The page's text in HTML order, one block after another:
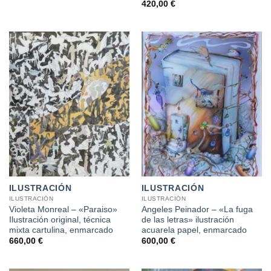
420,00 €
ILUSTRACIÓN
ILUSTRACIÓN
Violeta Monreal – «Paraiso»
Ilustración original, técnica
mixta cartulina, enmarcado
660,00 €
ILUSTRACIÓN
ILUSTRACIÓN
Angeles Peinador – «La fuga
de las letras» ilustración
acuarela papel, enmarcado
600,00 €